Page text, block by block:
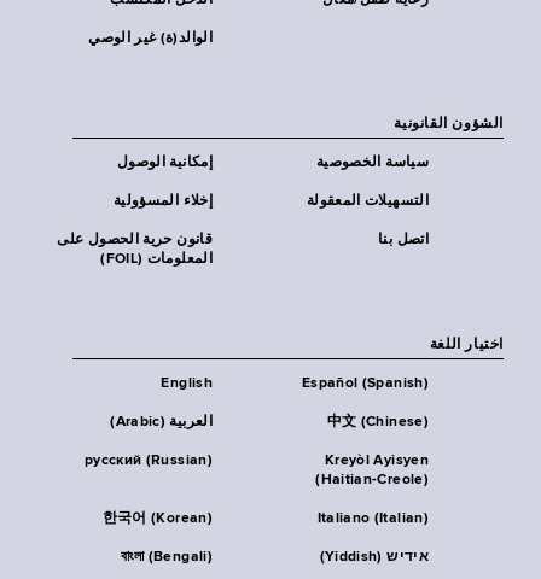
الوالد(ة) غير الوصي
الشؤون القانونية
إمكانية الوصول سياسة الخصوصية
إخلاء المسؤولية التسهيلات المعقولة
قانون حرية الحصول على
المعلومات (FOIL)
اتصل بنا
اختيار اللغة
English Español (Spanish)
العربية (Arabic) 中文 (Chinese)
русский (Russian)
Kreyòl Ayisyen
(Haitian-Creole)
한국어 (Korean) Italiano (Italian)
বাংলা (Bengali) אידיש (Yiddish)